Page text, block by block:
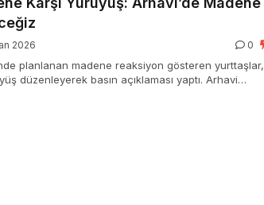
2026 0
planlanan madene reaksiyon gösteren yurttaşlar,
düzenleyerek basın açıklaması yaptı. Arhavi